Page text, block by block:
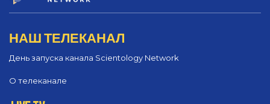
НАШ ТЕЛЕКАНАЛ
День запуска канала Scientology Network
О телеканале